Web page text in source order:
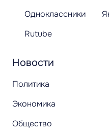
Новости
Политика
Экономика
Общество
Одноклассники
Rutube